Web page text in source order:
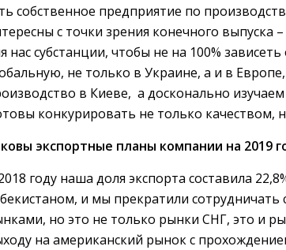
собственное предприятие по
с точки зрения конечного
нас субстанции, чтобы не на 100%
не только в Украине, а и в
в Киеве, а досконально
конкурировать не только качеством,
экспортные планы компании на 2019
году наша доля экспорта составила
и мы прекратили
но это не только рынки СНГ, это и
на американский рынок с